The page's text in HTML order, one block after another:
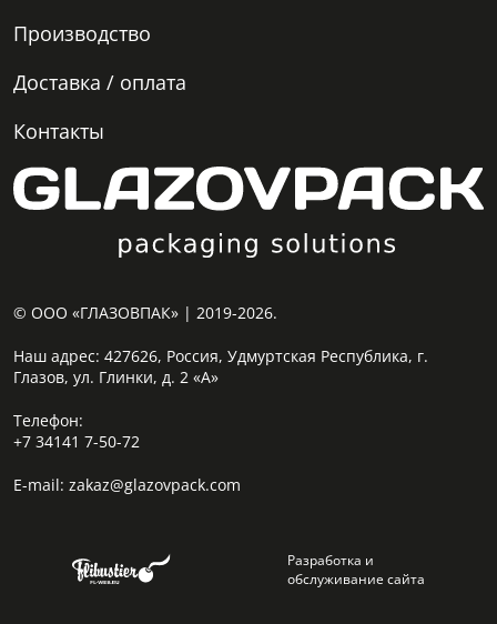
© ООО «ГЛАЗОВПАК» | 2019-2026.
Наш адрес: 427626, Россия, Удмуртская Республика, г.
Глазов, ул. Глинки, д. 2 «А»
Телефон:
+7 34141 7-50-72
E-mail: zakaz@glazovpack.com
Разработка и
обслуживание сайта
Производство
Доставка / оплата
Контакты